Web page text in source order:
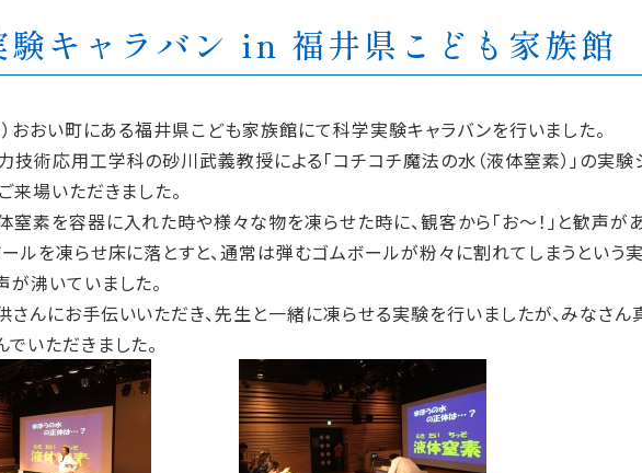
験キャラバン in 福井県こども家族館
おおい町にある福井県こども家族館にて科学実験キャラバンを行いました。
技術応用工学科の砂川武義教授による「コチコチ魔法の水（液体窒素）」の実
来場いただきました。
窒素を容器に入れた時や様々な物を凍らせた時に、観客から「お～！」と歓声が
ールを凍らせ床に落とすと、通常は弾むゴムボールが粉々に割れてしまうという
沸いていました。
さんにお手伝いいただき、先生と一緒に凍らせる実験を行いましたが、みなさ
いただきました。